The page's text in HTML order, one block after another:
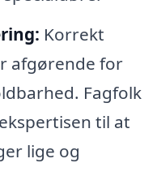
Korrekt
afgørende for
Fagfolk
til at
lige og